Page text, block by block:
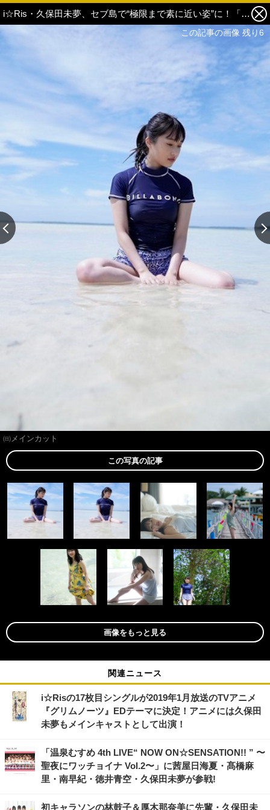
i☆Ris・久保田未夢、セブ島で“極限まで素に近い姿”に！「今のクボタが詰まっています」1st写真集12月16日発売決定 1枚目の写真・画像
㈰メインカット
この写真の記事
画像をもっと見る
関連ニュース
i☆Risの17枚目シングルが2019年1月放送のTVアニメ
『グリムノーツ』EDテーマに決定！アニメには久保田
未夢もメインキャストとして出演！
「温泉むすめ 4th LIVE“ NOW ON☆SENSATION!! ” 〜
聖夜にワッチョイナ Vol.2〜」に茜屋日海夏・髙橋麻
里・南早紀・徳井青空・久保田未夢が参戦!
初キャラソンの林鼓子＆厚木那奈美に先輩・久保田未
この記事の画像 残り6